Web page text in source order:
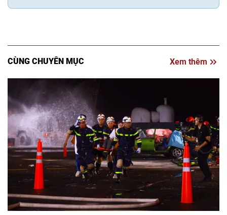
CÙNG CHUYÊN MỤC Xem thêm